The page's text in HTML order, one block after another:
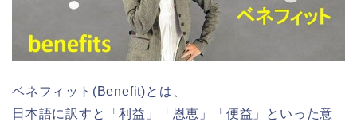
ベネフィット(Benefit)とは、
日本語に訳すと「利益」「恩恵」「便益」といった意